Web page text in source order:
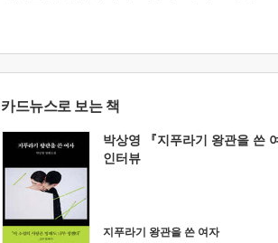
카드뉴스로 보는 책
박상영 『지푸라기 왕관을 쓴
인터뷰
지푸라기 왕관을 쓴 여자